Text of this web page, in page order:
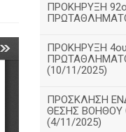
ΠΡΟΚΗΡΥΞΗ
ΠΡΟΚΗΡΥΞΗ
(10/11/2025)
ΠΡΟΣΚΛΗΣΗ
ΘΕΣΗΣ
(4/11/2025)